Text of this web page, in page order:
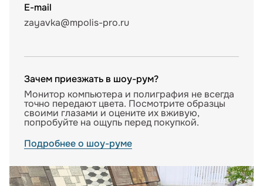
E-mail
zayavka@mpolis-pro.ru
Зачем приезжать в шоу-рум?
Монитор компьютера и полиграфия не всегда
точно передают цвета. Посмотрите образцы
своими глазами и оцените их вживую,
попробуйте на ощупь перед покупкой.
Подробнее о шоу-руме